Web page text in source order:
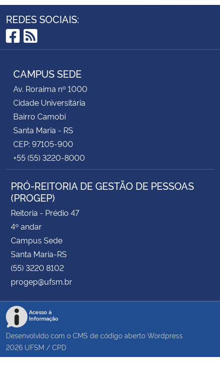
REDES SOCIAIS:
Facebook
RSS
CAMPUS SEDE
Av. Roraima nº 1000
Cidade Universitária
Bairro Camobi
Santa Maria - RS
CEP: 97105-900
+55 (55) 3220-8000
PRÓ-REITORIA DE GESTÃO DE PESSOAS
(PROGEP)
Reitoria - Prédio 47
4º andar
Campus Sede
Santa Maria-RS
(55) 3220 8102
progep@ufsm.br
Acesso à
Informação
Desenvolvido com o CMS de código aberto Wordpress
2026 UFSM / CPD